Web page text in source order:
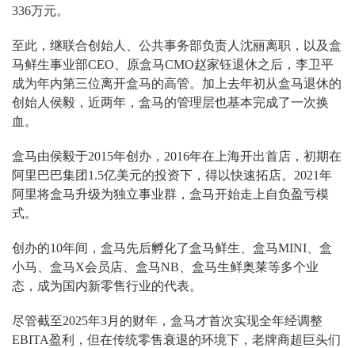
336万元。
至此，继联合创始人、公共事务部负责人沈丽离职，以及盒
马鲜生事业部CEO、原盒马CMO赵家钰退休之后，李卫平
成为年内第三位离开盒马的高管。加上去年初从盒马退休的
创始人侯毅，近两年，盒马的管理层也基本完成了一次换
血。
盒马由侯毅于2015年创办，2016年在上海开出首店，初期在
阿里巴巴集团1.5亿美元的投资下，得以快速拓店。2021年
阿里将盒马升级为独立事业群，盒马开始走上自负盈亏模
式。
创办的10年间，盒马先后孵化了盒马鲜生、盒马MINI、盒
小马、盒马X会员店、盒马NB、盒马生鲜奥莱等多个业
态，成为国内新零售行业的代表。
尽管截至2025年3月的财年，盒马才首次实现全年经调整
EBITA盈利，但在传统零售衰退的环境下，老牌商超巨头们